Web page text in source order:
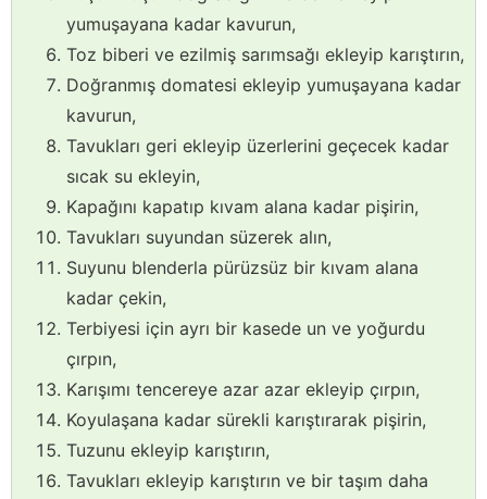
yumuşayana kadar kavurun,
Toz biberi ve ezilmiş sarımsağı ekleyip karıştırın,
Doğranmış domatesi ekleyip yumuşayana kadar
kavurun,
Tavukları geri ekleyip üzerlerini geçecek kadar
sıcak su ekleyin,
Kapağını kapatıp kıvam alana kadar pişirin,
Tavukları suyundan süzerek alın,
Suyunu blenderla pürüzsüz bir kıvam alana
kadar çekin,
Terbiyesi için ayrı bir kasede un ve yoğurdu
çırpın,
Karışımı tencereye azar azar ekleyip çırpın,
Koyulaşana kadar sürekli karıştırarak pişirin,
Tuzunu ekleyip karıştırın,
Tavukları ekleyip karıştırın ve bir taşım daha